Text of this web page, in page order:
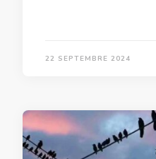
22 SEPTEMBRE 2024